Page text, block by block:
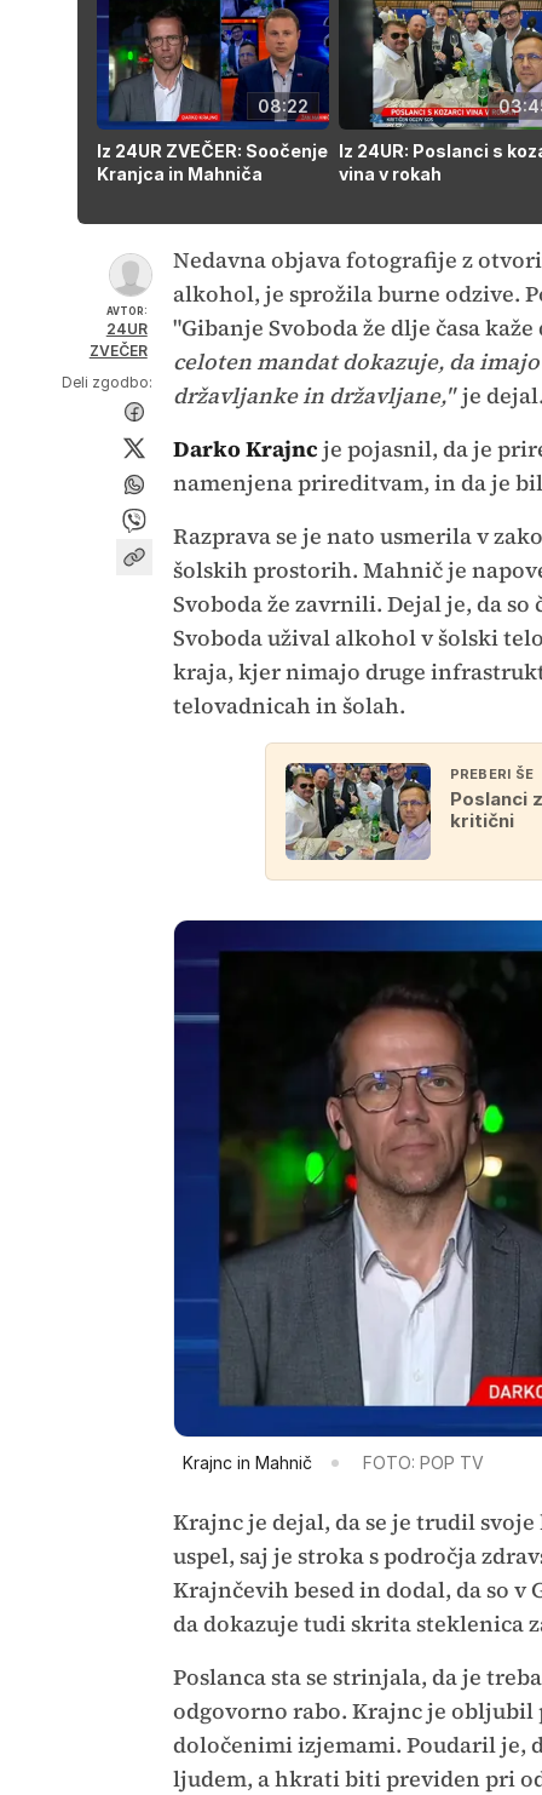
08:22
Iz 24UR ZVEČER: Soočenje
Kranjca in Mahniča
Iz 24UR: Poslanci s
vina v rokah
AVTOR:
24UR
ZVEČER
Deli zgodbo:
Nedavna objava fotografije z
alkohol, je sprožila burne odzive.
"Gibanje Svoboda že dlje časa
celoten mandat dokazuje, da
državljanke in državljane,"je dejal.
Darko Krajnc je pojasnil, da je
namenjena prireditvam, in da je
Razprava se je nato usmerila v
šolskih prostorih. Mahnič je
Svoboda že zavrnili. Dejal je, da
Svoboda užival alkohol v šolski
kraja, kjer nimajo druge
telovadnicah in šolah.
PREBERI ŠE
Poslanci
kritični
Krajnc in Mahnič FOTO: POP TV
Krajnc je dejal, da se je trudil
uspel, saj je stroka s področja
Krajnčevih besed in dodal, da so v
da dokazuje tudi skrita steklenica
Poslanca sta se strinjala, da je
odgovorno rabo. Krajnc je
določenimi izjemami. Poudaril je,
ljudem, a hkrati biti previden pri